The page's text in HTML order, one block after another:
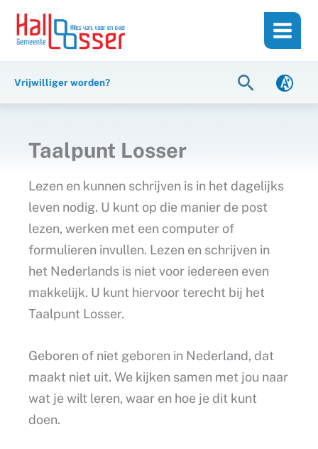
inhoud
naar
Vrijwilliger worden? Zoeken
Taalpunt Losser
Lezen en kunnen schrijven is in het dagelijks
leven nodig. U kunt op die manier de post
lezen, werken met een computer of
formulieren invullen. Lezen en schrijven in
het Nederlands is niet voor iedereen even
makkelijk. U kunt hiervoor terecht bij het
Taalpunt Losser.
Geboren of niet geboren in Nederland, dat
maakt niet uit. We kijken samen met jou naar
wat je wilt leren, waar en hoe je dit kunt
doen.